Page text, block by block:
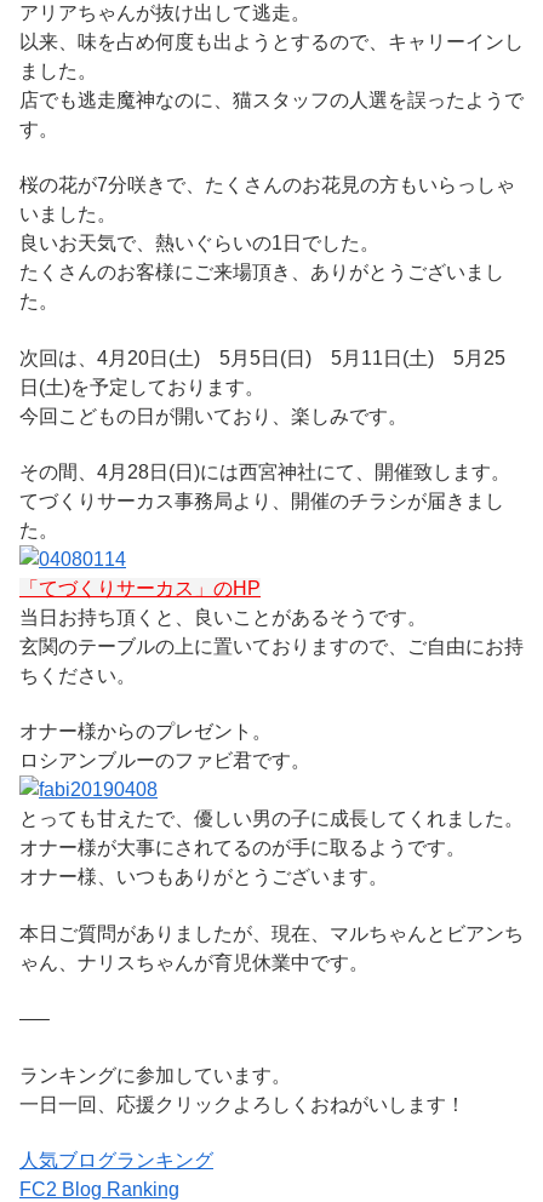
アリアちゃんが抜け出して逃走。
以来、味を占め何度も出ようとするので、キャリーインし
ました。
店でも逃走魔神なのに、猫スタッフの人選を誤ったようで
す。
桜の花が7分咲きで、たくさんのお花見の方もいらっしゃ
いました。
良いお天気で、熱いぐらいの1日でした。
たくさんのお客様にご来場頂き、ありがとうございまし
た。
次回は、4月20日(土) 5月5日(日) 5月11日(土) 5月25
日(土)を予定しております。
今回こどもの日が開いており、楽しみです。
その間、4月28日(日)には西宮神社にて、開催致します。
てづくりサーカス事務局より、開催のチラシが届きまし
た。
「てづくりサーカス」のHP
当日お持ち頂くと、良いことがあるそうです。
玄関のテーブルの上に置いておりますので、ご自由にお持
ちください。
オナー様からのプレゼント。
ロシアンブルーのファビ君です。
とっても甘えたで、優しい男の子に成長してくれました。
オナー様が大事にされてるのが手に取るようです。
オナー様、いつもありがとうございます。
本日ご質問がありましたが、現在、マルちゃんとビアンち
ゃん、ナリスちゃんが育児休業中です。
—–
ランキングに参加しています。
一日一回、応援クリックよろしくおねがいします！
人気ブログランキング
FC2 Blog Ranking